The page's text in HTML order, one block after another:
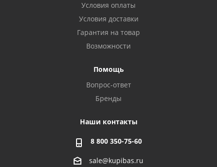
Условия оплаты
Условия доставки
Гарантия на товар
Возможности
Помощь
Вопрос-ответ
Бренды
Наши контакты
8 800 350-75-60
sale@kupibas.ru